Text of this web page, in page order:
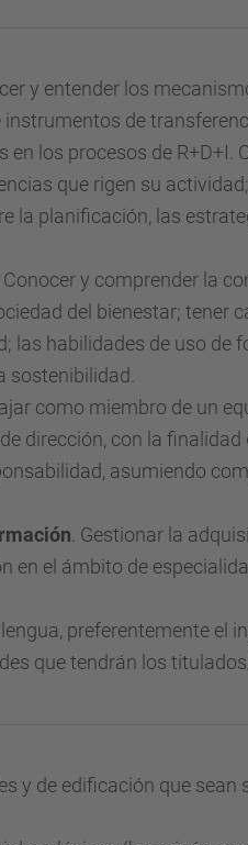
y entender los
de
los procesos de R+D+I.
que rigen su
la planificación, las
. Conocer y comprender la
del bienestar; tener
las habilidades de uso de
sostenibilidad.
como miembro de un
dirección, con la
asumiendo
. Gestionar la
en el ámbito de
lengua, preferentemente el
que tendrán los
y de edificación que sean